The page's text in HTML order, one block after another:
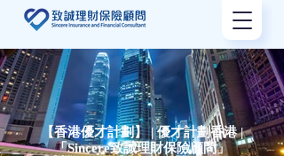
【香港優才計劃】 | 優才計劃香港 |
「Sincere致誠理財保險顧問」